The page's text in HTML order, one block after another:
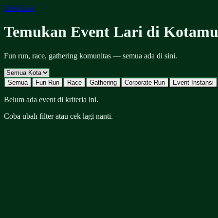
Hobi Lari
Temukan Event Lari di Kotamu
Fun run, race, gathering komunitas — semua ada di sini.
Semua Fun Run Race Gathering Corporate Run Event Instansi
Belum ada event di kriteria ini.
Coba ubah filter atau cek lagi nanti.